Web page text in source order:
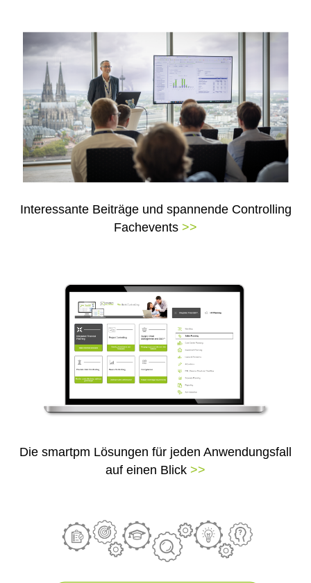
Interessante Beiträge und spannende Controlling
Fachevents >>
Die smartpm Lösungen für jeden Anwendungsfall
auf einen Blick >>